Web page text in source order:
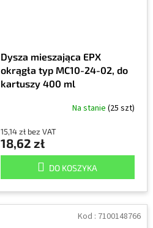
Dysza mieszająca EPX
okrągła typ MC10-24-02, do
kartuszy 400 ml
Na stanie (25 szt)
15,14 zł bez VAT
18,62 zł
DO KOSZYKA
Kod : 7100148766